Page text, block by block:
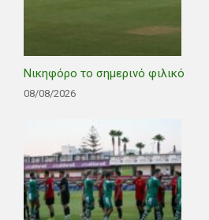
Νικηφόρο το σημερινό φιλικό
08/08/2026